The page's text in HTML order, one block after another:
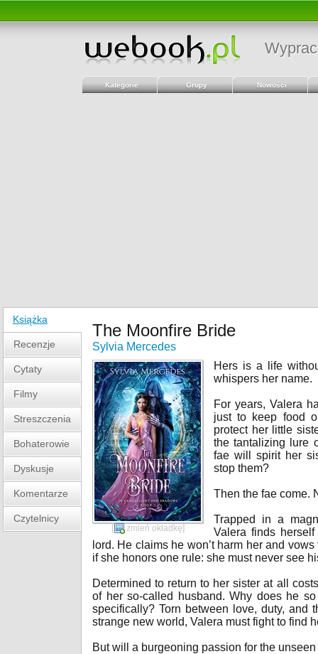
Kategorie Grupy Nowości
Książka
Recenzje
Cytaty
Filmy
Streszczenia
Bohaterowie
Dyskusje
Komentarze
Czytelnicy
The Moonfire Bride
Sylvia Mercedes
[ zmień okładkę]
Hers is a life
whispers her name.
For years, Valera
just to keep food
protect her little
the tantalizing lure
fae will spirit her
stop them?
Then the fae come.
Trapped in a
Valera finds
lord. He claims he won’t harm her and
if she honors one rule: she must never see
Determined to return to her sister at all
of her so-called husband. Why does he
specifically? Torn between love, duty, and
strange new world, Valera must fight to find
But will a burgeoning passion for the